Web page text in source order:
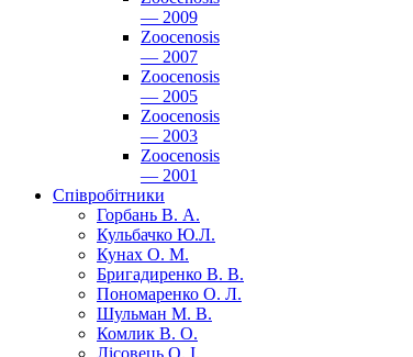
— 2009
Zoocenosis
— 2007
Zoocenosis
— 2005
Zoocenosis
— 2003
Zoocenosis
— 2001
Співробітники
Горбань В. А.
Кульбачко Ю.Л.
Кунах О. М.
Бригадиренко В. В.
Пономаренко О. Л.
Шульман М. В.
Комлик В. О.
Лісовець О. І.